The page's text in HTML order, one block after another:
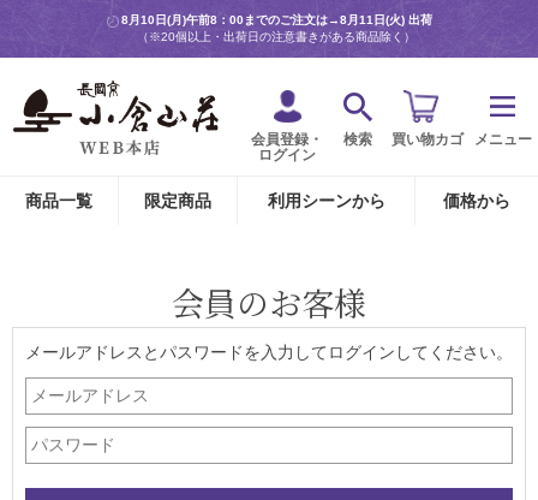
8月10日(月)午前8：00までのご注文は→8月11日(火) 出荷
（※20個以上・出荷日の注意書きがある商品除く）
会員登録・
ログイン
検索 買い物カゴ メニュー
商品一覧 限定商品 利用シーンから 価格から
会員のお客様
メールアドレスとパスワードを入力してログインしてください。